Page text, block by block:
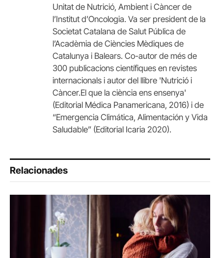
Unitat de Nutrició, Ambient i Càncer de
l’Institut d’Oncologia. Va ser president de la
Societat Catalana de Salut Pública de
l’Acadèmia de Ciències Mèdiques de
Catalunya i Balears. Co-autor de més de
300 publicacions científiques en revistes
internacionals i autor del llibre 'Nutrició i
Càncer.El que la ciència ens ensenya'
(Editorial Médica Panamericana, 2016) i de
“Emergencia Climática, Alimentación y Vida
Saludable” (Editorial Icaria 2020).
Relacionades